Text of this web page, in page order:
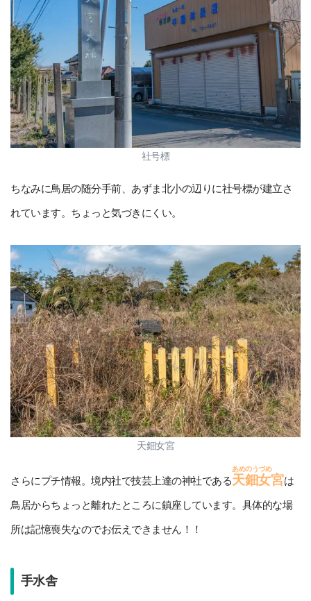
社号標
ちなみに鳥居の随分手前、あずま北小の辺りに社号標が建立さ
れています。ちょっと気づきにくい。
天鈿女宮
さらにプチ情報。境内社で技芸上達の神社である天鈿女
あめのうづめ
宮は
鳥居からちょっと離れたところに鎮座しています。具体的な場
所は記憶喪失なのでお伝えできません！！
手水舎